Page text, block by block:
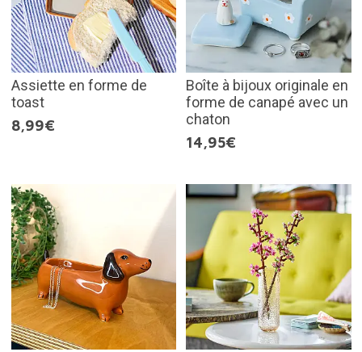
Assiette en forme de
toast
8,99€
Boîte à bijoux originale en
forme de canapé avec un
chaton
14,95€